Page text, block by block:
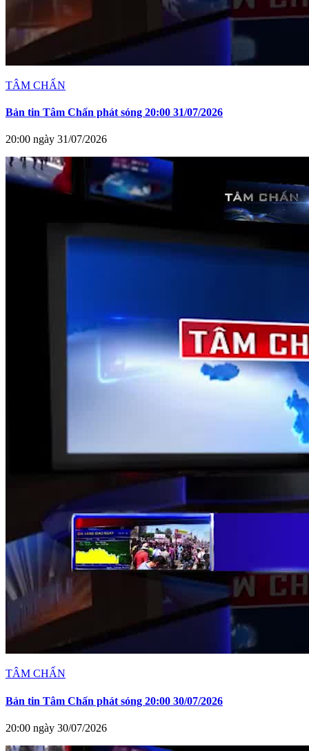
TÂM CHẤN
Bản tin Tâm Chấn phát sóng 20:00 31/07/2026
20:00 ngày 31/07/2026
TÂM CHẤN
Bản tin Tâm Chấn phát sóng 20:00 30/07/2026
20:00 ngày 30/07/2026